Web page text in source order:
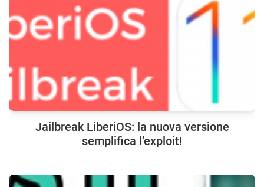
Jailbreak LiberiOS: la nuova versione
semplifica l’exploit!